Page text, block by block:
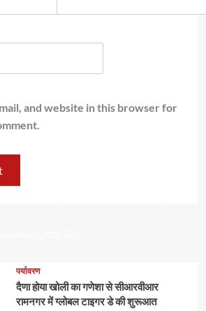
and website in this browser for
पर्यावरण
दैणा होया खोली का गणेशा से सीआरवीआर
रामनगर में ग्लोबल टाइगर डे की शुरूआत